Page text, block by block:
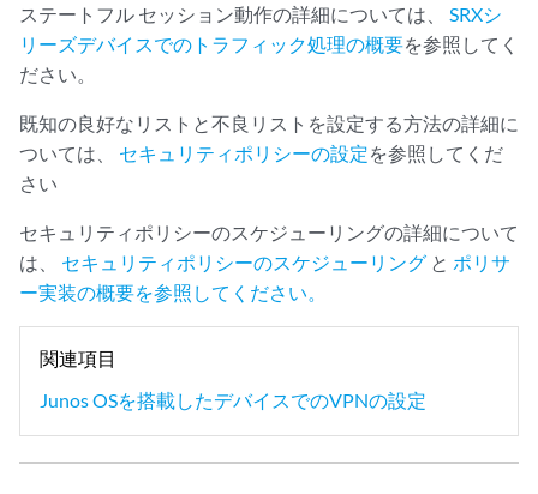
ステートフル セッション動作の詳細については、 SRXシ
リーズデバイスでのトラフィック処理の概要を参照してく
ださい。
既知の良好なリストと不良リストを設定する方法の詳細に
ついては、 セキュリティポリシーの設定を参照してくだ
さい
セキュリティポリシーのスケジューリングの詳細について
は、 セキュリティポリシーのスケジューリング と ポリサ
ー実装の概要を参照してください。
関連項目
Junos OSを搭載したデバイスでのVPNの設定